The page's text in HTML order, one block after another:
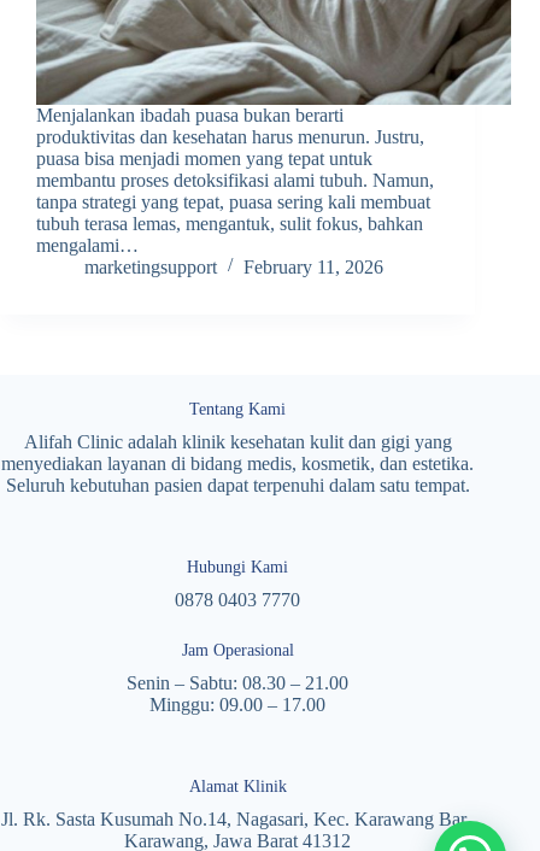
Menjalankan ibadah puasa bukan berarti
produktivitas dan kesehatan harus menurun. Justru,
puasa bisa menjadi momen yang tepat untuk
membantu proses detoksifikasi alami tubuh. Namun,
tanpa strategi yang tepat, puasa sering kali membuat
tubuh terasa lemas, mengantuk, sulit fokus, bahkan
mengalami…
marketingsupport
February 11, 2026
Tentang Kami
Alifah Clinic adalah klinik kesehatan kulit dan gigi yang
menyediakan layanan di bidang medis, kosmetik, dan estetika.
Seluruh kebutuhan pasien dapat terpenuhi dalam satu tempat.
Hubungi Kami
0878 0403 7770
Jam Operasional
Senin – Sabtu: 08.30 – 21.00
Minggu: 09.00 – 17.00
Alamat Klinik
Jl. Rk. Sasta Kusumah No.14, Nagasari, Kec. Karawang Bar.,
Karawang, Jawa Barat 41312